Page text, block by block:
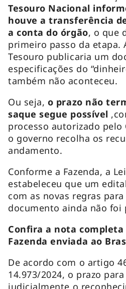
Tesouro Nacional
houve a transferência
a conta do órgão, o que
primeiro passo da etapa.
Tesouro publicaria um
especificações do
também não aconteceu.
Ou seja, o prazo não
saque segue possível
processo autorizado pelo
o governo recolha os
andamento.
Conforme a Fazenda, a
estabeleceu que um
com as novas regras
documento ainda não foi
Confira a nota
Fazenda enviada ao
De acordo com o artigo
14.973/2024, o prazo
judicialmente o